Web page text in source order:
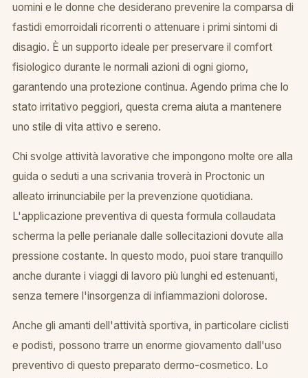
uomini e le donne che desiderano prevenire la comparsa di
fastidi emorroidali ricorrenti o attenuare i primi sintomi di
disagio. È un supporto ideale per preservare il comfort
fisiologico durante le normali azioni di ogni giorno,
garantendo una protezione continua. Agendo prima che lo
stato irritativo peggiori, questa crema aiuta a mantenere
uno stile di vita attivo e sereno.
Chi svolge attività lavorative che impongono molte ore alla
guida o seduti a una scrivania troverà in Proctonic un
alleato irrinunciabile per la prevenzione quotidiana.
L'applicazione preventiva di questa formula collaudata
scherma la pelle perianale dalle sollecitazioni dovute alla
pressione costante. In questo modo, puoi stare tranquillo
anche durante i viaggi di lavoro più lunghi ed estenuanti,
senza temere l'insorgenza di infiammazioni dolorose.
Anche gli amanti dell'attività sportiva, in particolare ciclisti
e podisti, possono trarre un enorme giovamento dall'uso
preventivo di questo preparato dermo-cosmetico. Lo